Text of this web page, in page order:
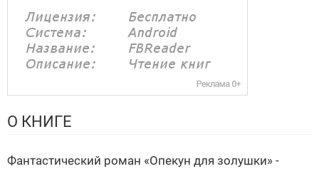
О КНИГЕ
Фантастический роман «Опекун для золушки» -